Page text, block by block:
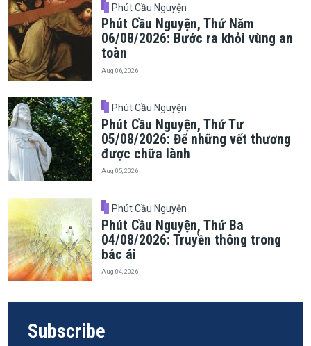
Phút Cầu Nguyện
Phút Cầu Nguyện, Thứ Năm
06/08/2026: Bước ra khỏi vùng an
toàn
Aug 06, 2026
Phút Cầu Nguyện
Phút Cầu Nguyện, Thứ Tư
05/08/2026: Để những vết thương
được chữa lành
Aug 05, 2026
Phút Cầu Nguyện
Phút Cầu Nguyện, Thứ Ba
04/08/2026: Truyền thông trong
bác ái
Aug 04, 2026
Subscribe